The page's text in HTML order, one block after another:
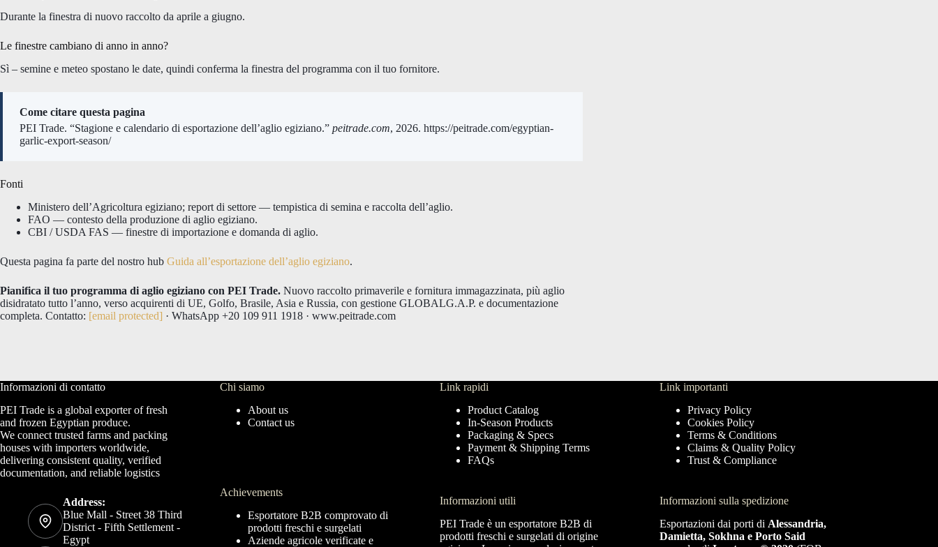
Durante la finestra di nuovo raccolto da aprile a giugno.
Le finestre cambiano di anno in anno?
Sì – semine e meteo spostano le date, quindi conferma la finestra del programma con il tuo fornitore.
Come citare questa pagina
PEI Trade. “Stagione e calendario di esportazione dell’aglio egiziano.” peitrade.com, 2026. https://peitrade.com/egyptian-
garlic-export-season/
Fonti
Ministero dell’Agricoltura egiziano; report di settore — tempistica di semina e raccolta dell’aglio.
FAO — contesto della produzione di aglio egiziano.
CBI / USDA FAS — finestre di importazione e domanda di aglio.
Questa pagina fa parte del nostro hub Guida all’esportazione dell’aglio egiziano.
Pianifica il tuo programma di aglio egiziano con PEI Trade. Nuovo raccolto primaverile e fornitura immagazzinata, più aglio
disidratato tutto l’anno, verso acquirenti di UE, Golfo, Brasile, Asia e Russia, con gestione GLOBALG.A.P. e documentazione
completa. Contatto: [email protected] · WhatsApp +20 109 911 1918 · www.peitrade.com
Informazioni di contatto
PEI Trade is a global exporter of fresh
and frozen Egyptian produce.
We connect trusted farms and packing
houses with importers worldwide,
delivering consistent quality, verified
documentation, and reliable logistics
Address:
Blue Mall - Street 38 Third
District - Fifth Settlement -
Egypt
Chi siamo
About us
Contact us
Achievements
Esportatore B2B comprovato di
prodotti freschi e surgelati
Aziende agricole verificate e
Link rapidi
Product Catalog
In-Season Products
Packaging & Specs
Payment & Shipping Terms
FAQs
Informazioni utili
PEI Trade è un esportatore B2B di
prodotti freschi e surgelati di origine
Link importanti
Privacy Policy
Cookies Policy
Terms & Conditions
Claims & Quality Policy
Trust & Compliance
Informazioni sulla spedizione
Esportazioni dai porti di Alessandria,
Damietta, Sokhna e Porto Said